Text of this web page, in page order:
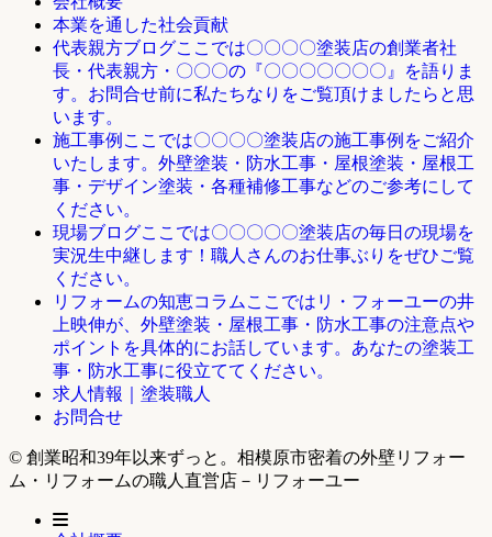
本業を通した社会貢献
代表親方ブログここでは〇〇〇〇塗装店の創業者社
長・代表親方・〇〇〇の『〇〇〇〇〇〇〇』を語りま
す。お問合せ前に私たちなりをご覧頂けましたらと思
います。
施工事例 ここでは〇〇〇〇塗装店の施工事例をご紹介
いたします。外壁塗装・防水工事・屋根塗装・屋根工
事・デザイン塗装・各種補修工事などのご参考にして
ください。
現場ブログここでは〇〇〇〇〇塗装店の毎日の現場を
実況生中継します！職人さんのお仕事ぶりをぜひご覧
ください。
リフォームの知恵コラム ここではリ・フォーユーの井
上映伸が、外壁塗装・屋根工事・防水工事の注意点や
ポイントを具体的にお話しています。あなたの塗装工
事・防水工事に役立ててください。
求人情報｜塗装職人
お問合せ
© 創業昭和39年以来ずっと。相模原市密着の外壁リフォー
ム・リフォームの職人直営店－リフォーユー